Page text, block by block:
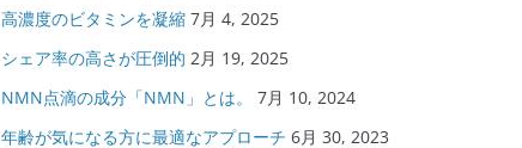
高濃度のビタミンを凝縮 7月 4, 2025
シェア率の高さが圧倒的 2月 19, 2025
NMN点滴の成分「NMN」とは。
7月 10, 2024
年齢が気になる方に最適なアプローチ 6月 30, 2023